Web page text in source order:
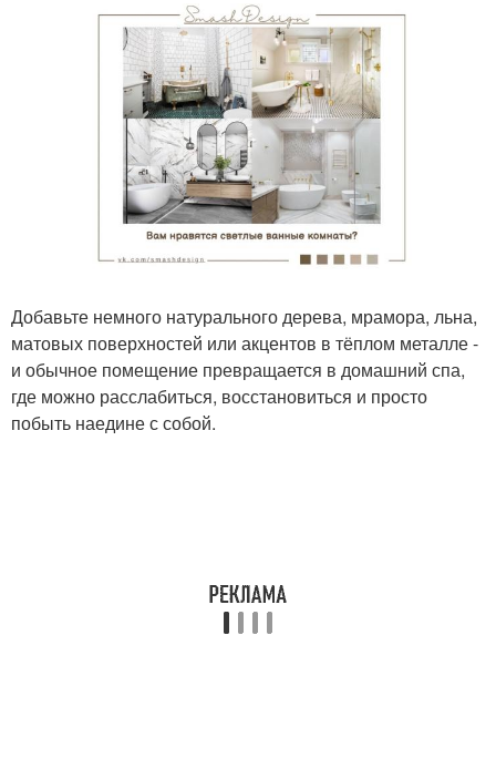
Добавьте немного натурального дерева, мрамора, льна,
матовых поверхностей или акцентов в тёплом металле -
и обычное помещение превращается в домашний спа,
где можно расслабиться, восстановиться и просто
побыть наедине с собой.